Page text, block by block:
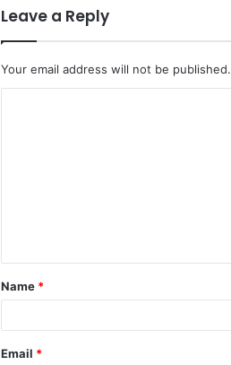
Leave a Reply
Your email address will not be published.
t
*
Name *
Email *